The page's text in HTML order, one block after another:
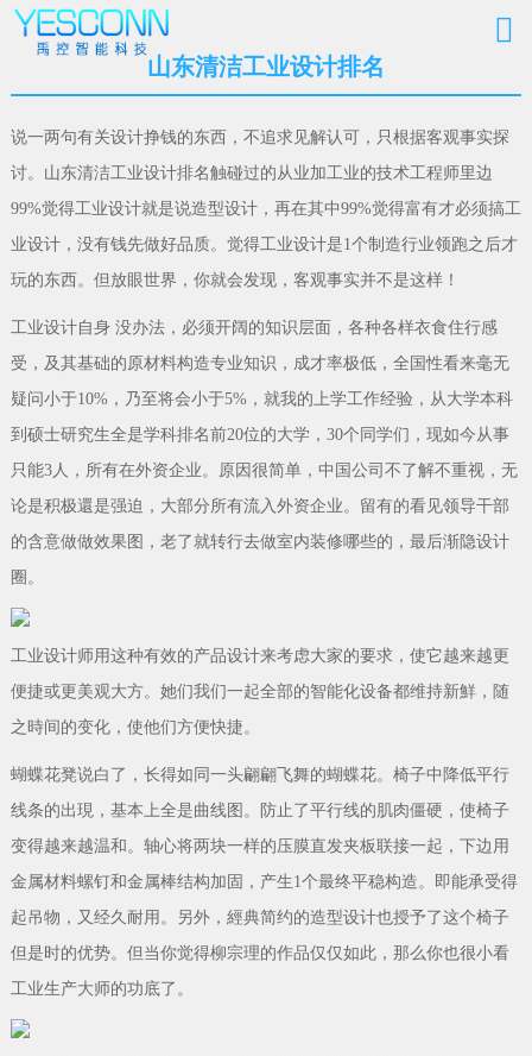
山东清洁工业设计排名
说一两句有关设计挣钱的东西，不追求见解认可，只根据客观事实探
讨。山东清洁工业设计排名触碰过的从业加工业的技术工程师里边
99%觉得工业设计就是说造型设计，再在其中99%觉得富有才必须搞工
业设计，没有钱先做好品质。觉得工业设计是1个制造行业领跑之后才
玩的东西。但放眼世界，你就会发现，客观事实并不是这样！
工业设计自身 没办法，必须开阔的知识层面，各种各样衣食住行感
受，及其基础的原材料构造专业知识，成才率极低，全国性看来毫无
疑问小于10%，乃至将会小于5%，就我的上学工作经验，从大学本科
到硕士研究生全是学科排名前20位的大学，30个同学们，现如今从事
只能3人，所有在外资企业。原因很简单，中国公司不了解不重视，无
论是积极還是强迫，大部分所有流入外资企业。留有的看见领导干部
的含意做做效果图，老了就转行去做室内装修哪些的，最后渐隐设计
圈。
工业设计师用这种有效的产品设计来考虑大家的要求，使它越来越更
便捷或更美观大方。她们我们一起全部的智能化设备都维持新鮮，随
之時间的变化，使他们方便快捷。
蝴蝶花凳说白了，长得如同一头翩翩飞舞的蝴蝶花。椅子中降低平行
线条的出現，基本上全是曲线图。防止了平行线的肌肉僵硬，使椅子
变得越来越温和。轴心将两块一样的压膜直发夹板联接一起，下边用
金属材料螺钉和金属棒结构加固，产生1个最终平稳构造。即能承受得
起吊物，又经久耐用。另外，經典简约的造型设计也授予了这个椅子
但是时的优势。但当你觉得柳宗理的作品仅仅如此，那么你也很小看
工业生产大师的功底了。